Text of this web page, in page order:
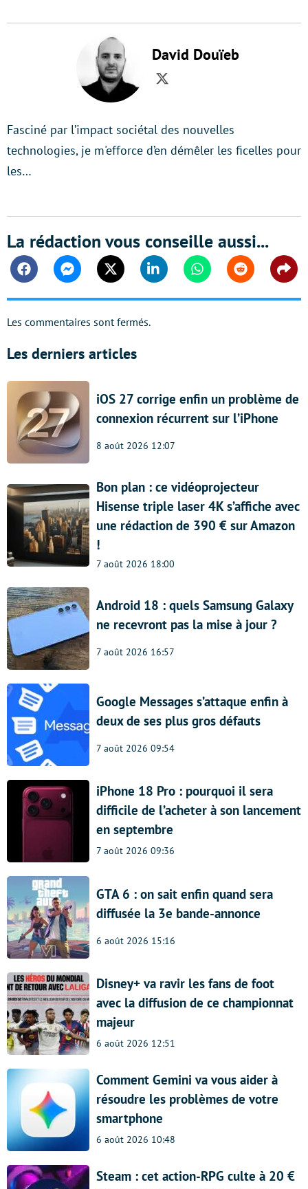
David Douïeb
Twitter
Fasciné par l’impact sociétal des nouvelles
technologies, je m'efforce d’en démêler les ficelles pour
les…
La rédaction vous conseille aussi...
FacebookMessengerTwitter Linkedin WhatsappReddit
Les commentaires sont fermés.
Les derniers articles
iOS 27 corrige enfin un problème de
connexion récurrent sur l’iPhone
8 août 2026 12:07
Bon plan : ce vidéoprojecteur
Hisense triple laser 4K s’affiche avec
une rédaction de 390 € sur Amazon
!
7 août 2026 18:00
Android 18 : quels Samsung Galaxy
ne recevront pas la mise à jour ?
7 août 2026 16:57
Google Messages s’attaque enfin à
deux de ses plus gros défauts
7 août 2026 09:54
iPhone 18 Pro : pourquoi il sera
difficile de l’acheter à son lancement
en septembre
7 août 2026 09:36
GTA 6 : on sait enfin quand sera
diffusée la 3e bande-annonce
6 août 2026 15:16
Disney+ va ravir les fans de foot
avec la diffusion de ce championnat
majeur
6 août 2026 12:51
Comment Gemini va vous aider à
résoudre les problèmes de votre
smartphone
6 août 2026 10:48
Steam : cet action-RPG culte à 20 €